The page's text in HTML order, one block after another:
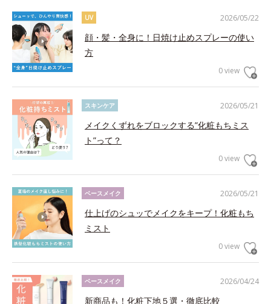
2026/05/22
UV
顔・髪・全身に！日焼け止めスプレーの使い
方
0 view
2026/05/21
スキンケア
メイクくずれをブロックする”化粧もちミス
ト”って？
0 view
2026/05/21
ベースメイク
仕上げのシュッでメイクをキープ！化粧もち
ミスト
0 view
2026/04/24
ベースメイク
新商品も！化粧下地５選・徹底比較